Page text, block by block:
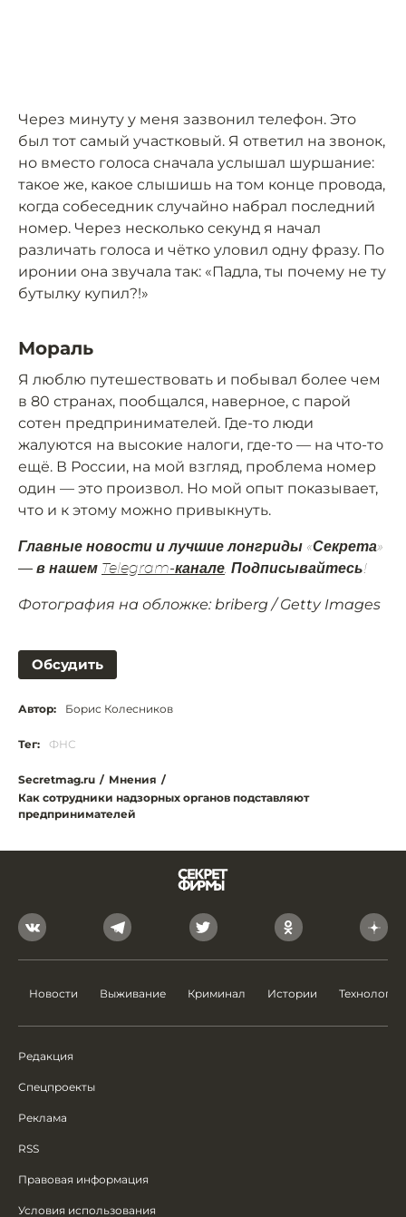
Через минуту у меня зазвонил телефон. Это
был тот самый участковый. Я ответил на звонок,
но вместо голоса сначала услышал шуршание:
такое же, какое слышишь на том конце провода,
когда собеседник случайно набрал последний
номер. Через несколько секунд я начал
различать голоса и чётко уловил одну фразу. По
иронии она звучала так: «Падла, ты почему не ту
бутылку купил?!»
Мораль
Я люблю путешествовать и побывал более чем
в 80 странах, пообщался, наверное, с парой
сотен предпринимателей. Где-то люди
жалуются на высокие налоги, где-то — на что-то
ещё. В России, на мой взгляд, проблема номер
один — это произвол. Но мой опыт показывает,
что и к этому можно привыкнуть.
Главные новости и лучшие лонгриды «Секрета»
— в нашем Telegram-канале . Подписывайтесь!
Фотография на обложке: briberg / Getty Images
Обсудить
Автор: Борис Колесников
Тег: ФНС
Secretmag.ru / Мнения /
Как сотрудники надзорных органов подставляют
предпринимателей
Новости Выживание Криминал Истории Технологии
Редакция
Спецпроекты
Реклама
RSS
Правовая информация
Условия использования